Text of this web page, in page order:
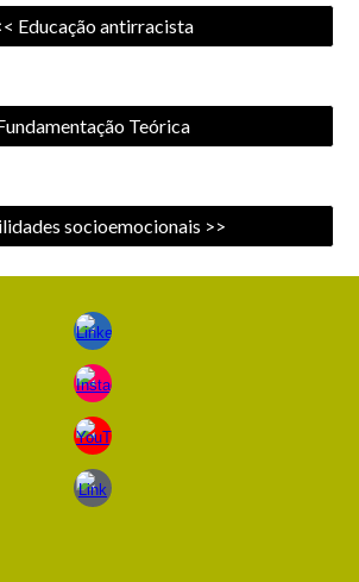
Educação antirracista
Teórica
socioemocionais >>